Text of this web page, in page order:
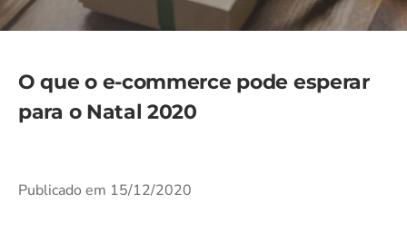
O que o e-commerce pode esperar
para o Natal 2020
Publicado em 15/12/2020